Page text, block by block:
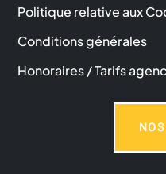
Politique relative aux
Conditions générales
Honoraires / Tarifs